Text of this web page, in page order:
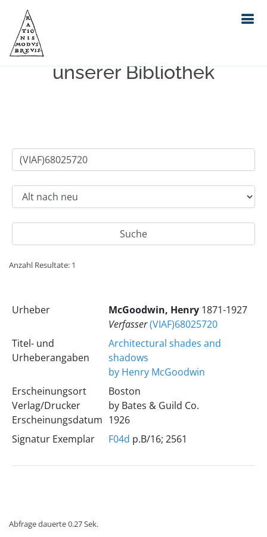
Einfache Suche im Bestand
unserer Bibliothek
Anzahl Resultate: 1
Urheber McGoodwin, Henry 1871-1927
Verfasser(VIAF)68025720
Titel- und
Urheberangaben
Architectural shades and
shadows
by Henry McGoodwin
Erscheinungsort
Verlag/Drucker
Erscheinungsdatum
Boston
by Bates & Guild Co.
1926
Signatur Exemplar
F04d p.B/16; 2561
Abfrage dauerte 0.27 Sek.